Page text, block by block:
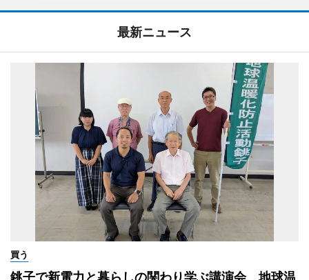
最新ニュース
買う
銚子で新電力と暮らしの関わり学ぶ講演会 地球温